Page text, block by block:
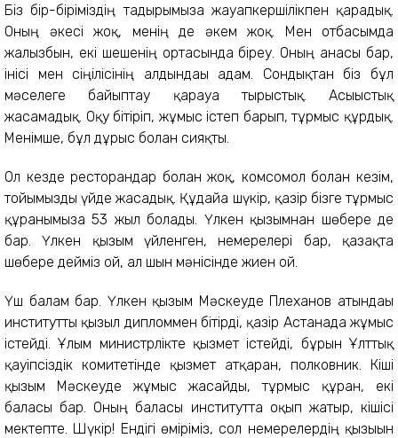
Біз бір-біріміздің тағдырымызға жауапкершілікпен қарадық.
Оның әкесі жоқ, менің де әкем жоқ. Мен отбасымда
жалғызбын, екі шешенің ортасында біреу. Оның анасы бар,
інісі мен сіңілісінің алдындағы адам. Сондықтан біз бұл
мәселеге байыптау қарауға тырыстық. Асығыстық
жасамадық. Оқу бітіріп, жұмыс істеп барып, тұрмыс құрдық.
Менімше, бұл дұрыс болған сияқты.
Ол кезде ресторандар болған жоқ, комсомол болған кезім,
тойымызды үйде жасадық. Құдайға шүкір, қазір бізге тұрмыс
құрғанымызға 53 жыл болады. Үлкен қызымнан шөбере де
бар. Үлкен қызым үйленген, немерелері бар, қазақта
шөбере дейміз ғой, ал шын мәнісінде жиен ғой.
Үш балам бар. Үлкен қызым Мәскеуде Плеханов атындағы
институтты қызыл дипломмен бітірді, қазір Астанада жұмыс
істейді. Ұлым министрлікте қызмет істейді, бұрын Ұлттық
қауіпсіздік комитетінде қызмет атқарған, полковник. Кіші
қызым Мәскеуде жұмыс жасайды, тұрмыс құрған, екі
баласы бар. Оның баласы институтта оқып жатыр, кішісі
мектепте. Шүкір! Ендігі өміріміз, сол немерелердің қызығын